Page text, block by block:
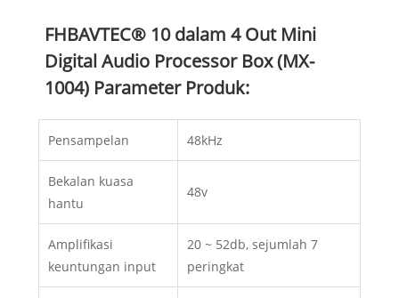
FHBAVTEC® 10 dalam 4 Out Mini
Digital Audio Processor Box (MX-
1004) Parameter Produk:
Pensampelan 48kHz
Bekalan kuasa
hantu
48v
Amplifikasi
keuntungan input
20 ~ 52db, sejumlah 7
peringkat